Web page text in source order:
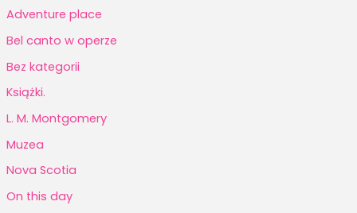
Adventure place
Bel canto w operze
Bez kategorii
Książki.
L. M. Montgomery
Muzea
Nova Scotia
On this day